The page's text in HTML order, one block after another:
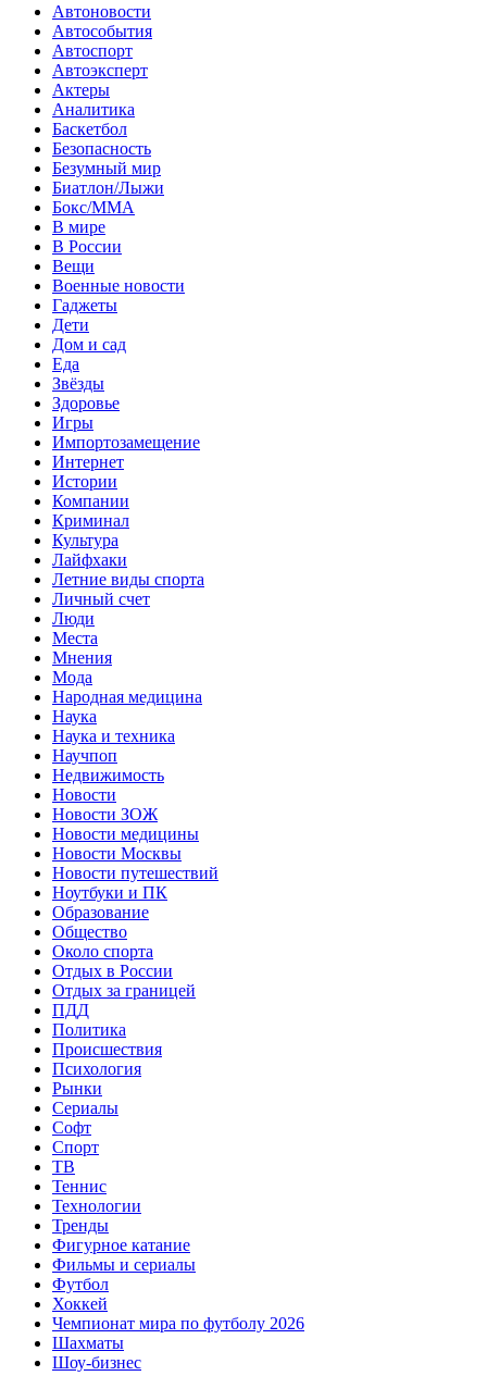
Автоновости
Автособытия
Автоспорт
Автоэксперт
Актеры
Аналитика
Баскетбол
Безопасность
Безумный мир
Биатлон/Лыжи
Бокс/MMA
В мире
В России
Вещи
Военные новости
Гаджеты
Дети
Дом и сад
Еда
Звёзды
Здоровье
Игры
Импортозамещение
Интернет
Истории
Компании
Криминал
Культура
Лайфхаки
Летние виды спорта
Личный счет
Люди
Места
Мнения
Мода
Народная медицина
Наука
Наука и техника
Научпоп
Недвижимость
Новости
Новости ЗОЖ
Новости медицины
Новости Москвы
Новости путешествий
Ноутбуки и ПК
Образование
Общество
Около спорта
Отдых в России
Отдых за границей
ПДД
Политика
Происшествия
Психология
Рынки
Сериалы
Софт
Спорт
ТВ
Теннис
Технологии
Тренды
Фигурное катание
Фильмы и сериалы
Футбол
Хоккей
Чемпионат мира по футболу 2026
Шахматы
Шоу-бизнес